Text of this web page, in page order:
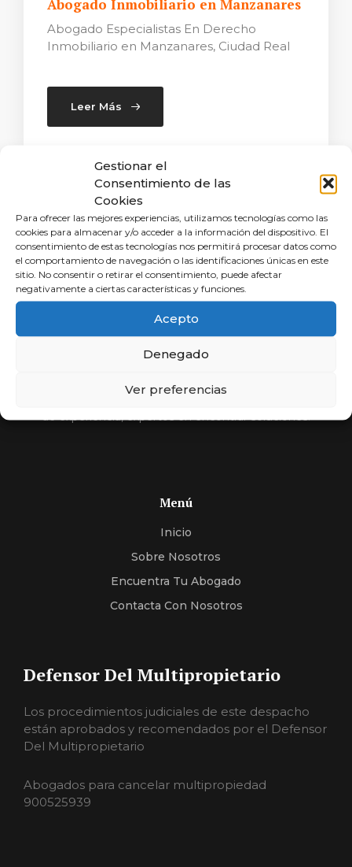
Gestionar el
Consentimiento de las
Cookies
Para ofrecer las mejores experiencias, utilizamos tecnologías como las
cookies para almacenar y/o acceder a la información del dispositivo. El
consentimiento de estas tecnologías nos permitirá procesar datos como
el comportamiento de navegación o las identificaciones únicas en este
sitio. No consentir o retirar el consentimiento, puede afectar
negativamente a ciertas características y funciones.
Acepto
Denegado
Ver preferencias
Abogado Inmobiliario en Manzanares
Abogado Especialistas En Derecho
Inmobiliario en Manzanares, Ciudad Real
Leer Más
Porcentaje
Compara y elige al mejor abogado.
Si usted no cobra, nosotros tampoco. Más de 30 años
de experiencia, expertos en encontrar soluciones.
Menú
Inicio
Sobre Nosotros
Encuentra Tu Abogado
Contacta Con Nosotros
Defensor Del Multipropietario
Los procedimientos judiciales de este despacho
están aprobados y recomendados por el Defensor
Del Multipropietario
Abogados para cancelar multipropiedad
900525939